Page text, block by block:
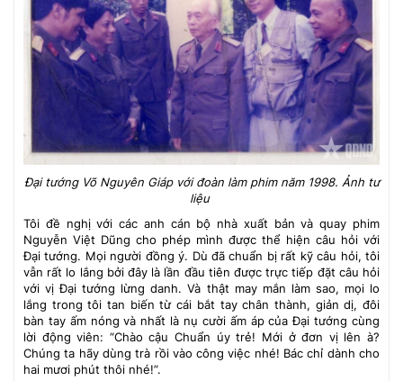
Đại tướng Võ Nguyên Giáp với đoàn làm phim năm 1998. Ảnh tư
liệu
Tôi đề nghị với các anh cán bộ nhà xuất bản và quay phim
Nguyễn Việt Dũng cho phép mình được thể hiện câu hỏi với
Đại tướng. Mọi người đồng ý. Dù đã chuẩn bị rất kỹ câu hỏi, tôi
vẫn rất lo lắng bởi đây là lần đầu tiên được trực tiếp đặt câu hỏi
với vị Đại tướng lừng danh. Và thật may mắn làm sao, mọi lo
lắng trong tôi tan biến từ cái bắt tay chân thành, giản dị, đôi
bàn tay ấm nóng và nhất là nụ cười ấm áp của Đại tướng cùng
lời động viên: “Chào cậu Chuẩn úy trẻ! Mới ở đơn vị lên à?
Chúng ta hãy dùng trà rồi vào công việc nhé! Bác chỉ dành cho
hai mươi phút thôi nhé!”.